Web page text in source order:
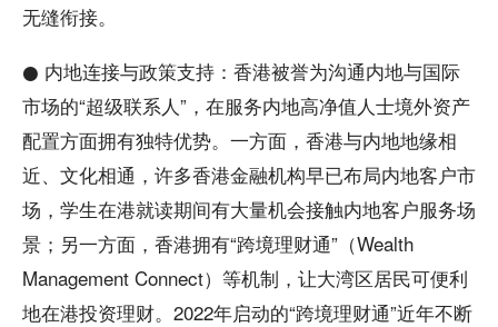
无缝衔接。
● 内地连接与政策支持：香港被誉为沟通内地与国际
市场的“超级联系人”，在服务内地高净值人士境外资产
配置方面拥有独特优势。一方面，香港与内地地缘相
近、文化相通，许多香港金融机构早已布局内地客户市
场，学生在港就读期间有大量机会接触内地客户服务场
景；另一方面，香港拥有“跨境理财通”（Wealth
Management Connect）等机制，让大湾区居民可便利
地在港投资理财。2022年启动的“跨境理财通”近年不断